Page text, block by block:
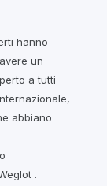
hanno
un
a tutti
abbiano
.